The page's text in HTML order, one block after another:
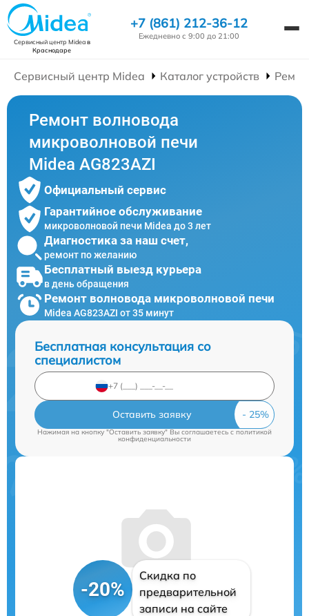
Сервисный центр Mideaв
Краснодаре
+7 (861) 212-36-12
Ежедневно с 9:00 до 21:00
Сервисный центр Midea Каталог устройств
Ремонт волновода
микроволновой печи
Midea AG823AZI
Официальный сервис
Гарантийное обслуживание
микроволновой печи Midea до 3 лет
Диагностика за наш счет,
ремонт по желанию
Бесплатный выезд курьера
в день обращения
Ремонт волновода микроволновой печи
Midea AG823AZI от 35 минут
Бесплатная консультация со
специалистом
Оставить заявку
Нажимая на кнопку "Оставить заявку" Вы соглашаетесь cполитикой
конфиденциальности
-20%
Скидка по
предварительной
записи на сайте